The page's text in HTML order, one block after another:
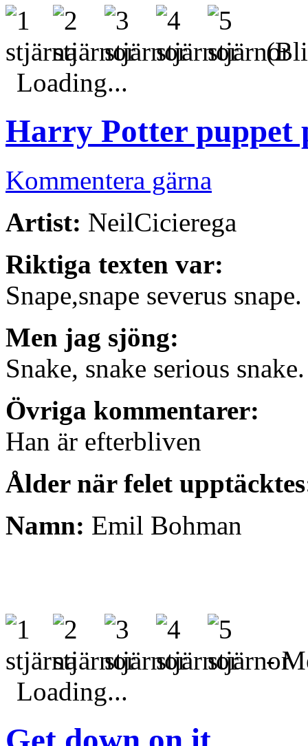
(Bli
Loading...
Harry Potter puppet
Kommentera gärna
Artist: NeilCicierega
Riktiga texten var:
Snape,snape severus snape.
Men jag sjöng:
Snake, snake serious snake.
Övriga kommentarer:
Han är efterbliven
Ålder när felet
Namn: Emil Bohman
-
Loading...